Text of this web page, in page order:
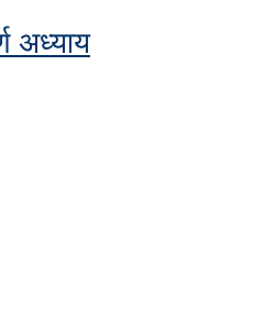
अध्याय